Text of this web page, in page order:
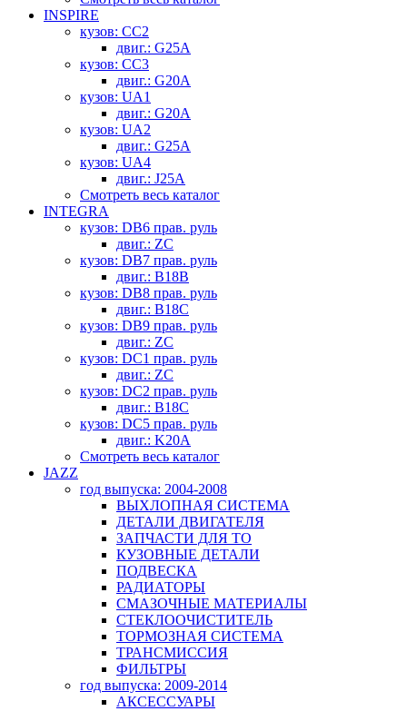
INSPIRE
кузов: CC2
двиг.: G25A
кузов: CC3
двиг.: G20A
кузов: UA1
двиг.: G20A
кузов: UA2
двиг.: G25A
кузов: UA4
двиг.: J25A
Смотреть весь каталог
INTEGRA
кузов: DB6 прав. руль
двиг.: ZC
кузов: DB7 прав. руль
двиг.: B18B
кузов: DB8 прав. руль
двиг.: B18C
кузов: DB9 прав. руль
двиг.: ZC
кузов: DC1 прав. руль
двиг.: ZC
кузов: DC2 прав. руль
двиг.: B18C
кузов: DC5 прав. руль
двиг.: K20A
Смотреть весь каталог
JAZZ
год выпуска: 2004-2008
ВЫХЛОПНАЯ СИСТЕМА
ДЕТАЛИ ДВИГАТЕЛЯ
ЗАПЧАСТИ ДЛЯ ТО
КУЗОВНЫЕ ДЕТАЛИ
ПОДВЕСКА
РАДИАТОРЫ
СМАЗОЧНЫЕ МАТЕРИАЛЫ
СТЕКЛООЧИСТИТЕЛЬ
ТОРМОЗНАЯ СИСТЕМА
ТРАНСМИССИЯ
ФИЛЬТРЫ
год выпуска: 2009-2014
АКСЕССУАРЫ